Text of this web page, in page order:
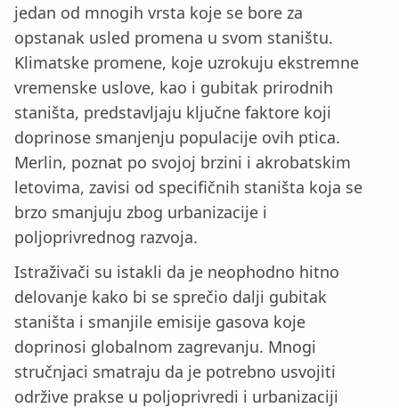
jedan od mnogih vrsta koje se bore za
opstanak usled promena u svom staništu.
Klimatske promene, koje uzrokuju ekstremne
vremenske uslove, kao i gubitak prirodnih
staništa, predstavljaju ključne faktore koji
doprinose smanjenju populacije ovih ptica.
Merlin, poznat po svojoj brzini i akrobatskim
letovima, zavisi od specifičnih staništa koja se
brzo smanjuju zbog urbanizacije i
poljoprivrednog razvoja.
Istraživači su istakli da je neophodno hitno
delovanje kako bi se sprečio dalji gubitak
staništa i smanjile emisije gasova koje
doprinosi globalnom zagrevanju. Mnogi
stručnjaci smatraju da je potrebno usvojiti
održive prakse u poljoprivredi i urbanizaciji